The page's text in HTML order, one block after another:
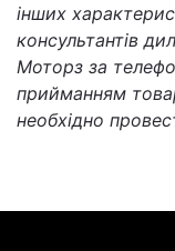
інших
консультантів
Моторз за
прийманням
необхідно